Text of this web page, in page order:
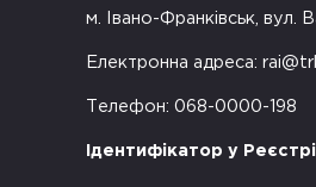
м. Івано-Франківськ, вул.
Електронна адреса:
Телефон: 068-0000-198
Ідентифікатор у